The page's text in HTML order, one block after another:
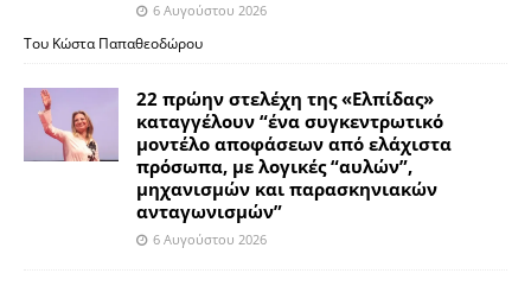
6 Αυγούστου 2026
Του Κώστα Παπαθεοδώρου
22 πρώην στελέχη της «Ελπίδας»
καταγγέλουν “ένα συγκεντρωτικό
μοντέλο αποφάσεων από ελάχιστα
πρόσωπα, με λογικές “αυλών”,
μηχανισμών και παρασκηνιακών
ανταγωνισμών”
6 Αυγούστου 2026